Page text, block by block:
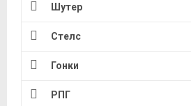
Шутер
Стелс
Гонки
РПГ